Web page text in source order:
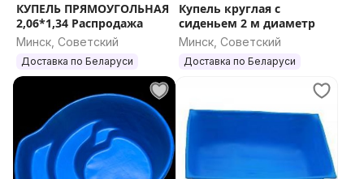
КУПЕЛЬ ПРЯМОУГОЛЬНАЯ
2,06*1,34 Распродажа
Минск, Советский
Доставка по Беларуси
Купель круглая c
сиденьем 2 м диаметр
Минск, Советский
Доставка по Беларуси